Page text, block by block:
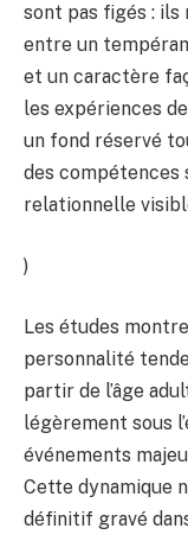
sont pas figés :
entre un
et un caractère
les expériences
un fond réservé
des compétences
relationnelle
)
Les études
personnalité
partir de l’âge
légèrement sous
événements
Cette dynamique
définitif gravé